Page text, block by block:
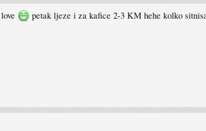
petak ljeze i za kafice 2-3 KM hehe kolko